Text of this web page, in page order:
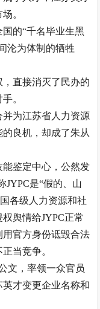
。
的“千名毕业生黑
沦为体制的牺牲
，直接消灭了民办的
。
并为江苏省人力资源
良机，却成了朱从
能鉴定中心，公然发
JYPC是“假的、山
各级人力资源和社
舆情给JYPC正常
官方身份诋毁合法
当竞争。
文，率领一众官员
才变更企业名称和